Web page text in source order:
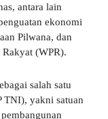
antara lain
ekonomi
Pilwana, dan
(WPR).
salah satu
TNI), yakni satuan